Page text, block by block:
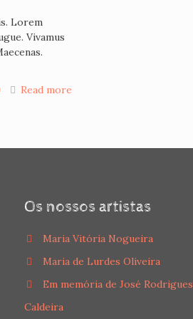
Lorem
Vivamus
Read more
Os nossos artistas
Maria Vitória Nogueira
Maria de Lurdes Oliveira
Em memória de José Rodrigues
Caldeira